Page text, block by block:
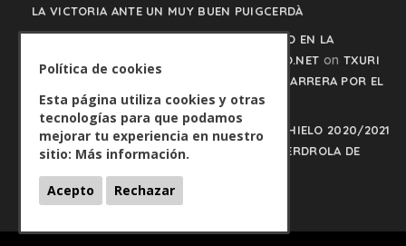
LA VICTORIA ANTE UN MUY BUEN PUIGCERDÀ
TXURI URDIN Y JACA NO PISAN EL FRENO EN LA
CARRERA POR EL LIDERATO - HOCKEYHIELO.NET on TXURI
URDIN Y JACA NO PISAN EL FRENO EN LA CARRERA POR EL
LIDERATO
PLAY OFFS LIGA IBERDROLA DE HOCKEY HIELO 2020/2021
- HOCKEYHIELO.NETonPLAY OFFS LIGA IBERDROLA DE
Política de cookies
Esta página utiliza cookies y otras
tecnologías para que podamos
mejorar tu experiencia en nuestro
sitio: Más información.
Acepto Rechazar